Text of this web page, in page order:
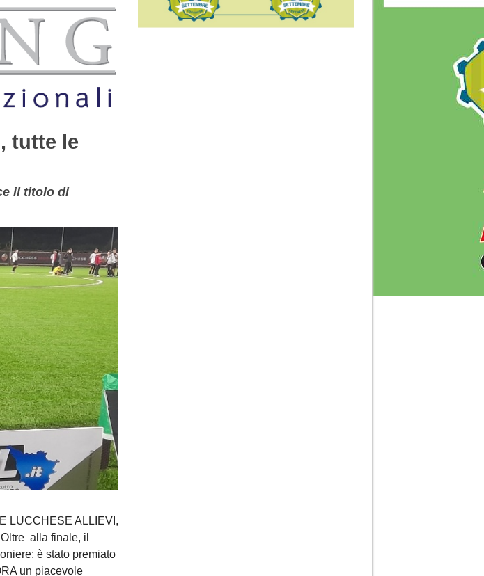
tutte le
il titolo di
LUCCHESE ALLIEVI,
alla finale, il
è stato premiato
un piacevole